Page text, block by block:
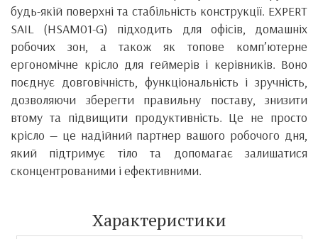
будь-якій поверхні та стабільність конструкції. EXPERT
SAIL (HSAM01-G) підходить для офісів, домашніх
робочих зон, а також як топове комп’ютерне
ергономічне крісло для геймерів і керівників. Воно
поєднує довговічність, функціональність і зручність,
дозволяючи зберегти правильну поставу, знизити
втому та підвищити продуктивність. Це не просто
крісло — це надійний партнер вашого робочого дня,
який підтримує тіло та допомагає залишатися
сконцентрованими і ефективними.
Характеристики